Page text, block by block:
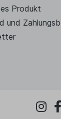
Produkt
und